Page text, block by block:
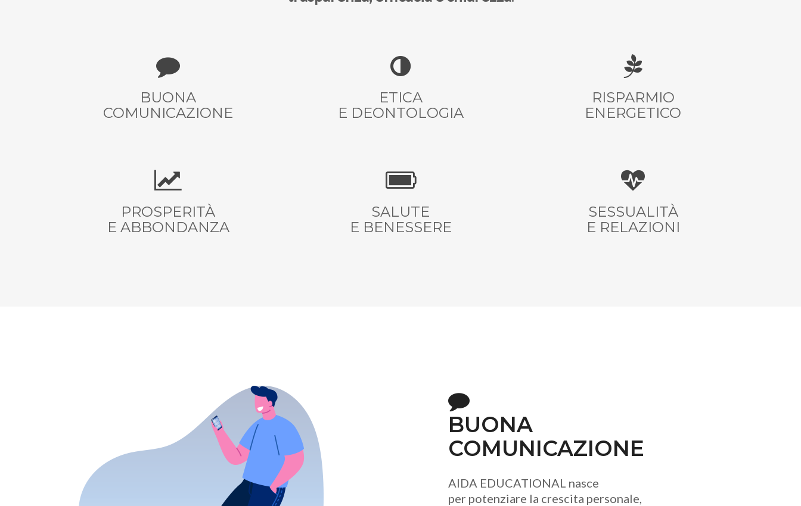
BUONA
COMUNICAZIONE
ETICA
E DEONTOLOGIA
RISPARMIO
ENERGETICO
PROSPERITÀ
E ABBONDANZA
SALUTE
E BENESSERE
SESSUALITÀ
E RELAZIONI
BUONA
COMUNICAZIONE
AIDA EDUCATIONAL nasce
per potenziare la crescita personale,